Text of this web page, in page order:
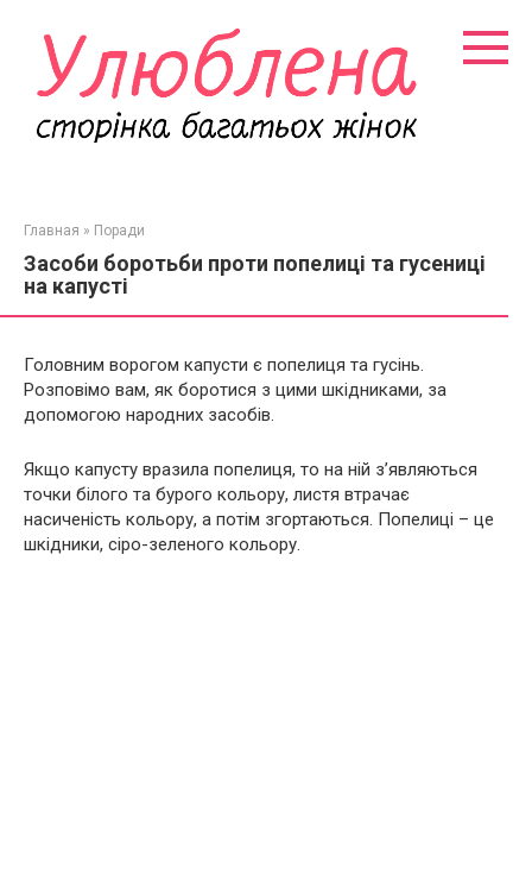
контенту
Главная » Поради
Засоби боротьби проти попелиці та гусениці
на капусті
Головним ворогом капусти є попелиця та гусінь.
Розповімо вам, як боротися з цими шкідниками, за
допомогою народних засобів.
Якщо капусту вразила попелиця, то на ній з’являються
точки білого та бурого кольору, листя втрачає
насиченість кольору, а потім згортаються. Попелиці – це
шкідники, сіро-зеленого кольору.